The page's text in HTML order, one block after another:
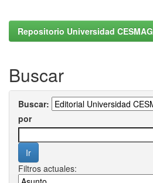
Repositorio Universidad CESMAG
Buscar
Buscar:
por
Filtros actuales: